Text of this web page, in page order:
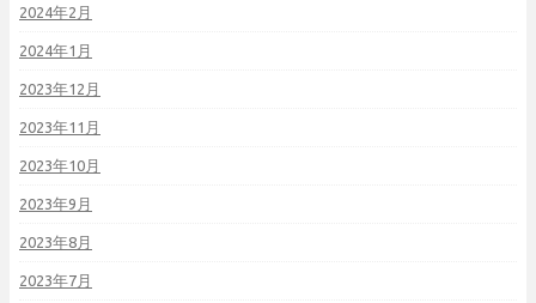
2024年2月
2024年1月
2023年12月
2023年11月
2023年10月
2023年9月
2023年8月
2023年7月